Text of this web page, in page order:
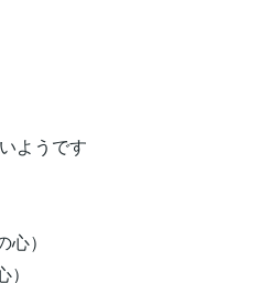
ようです
）